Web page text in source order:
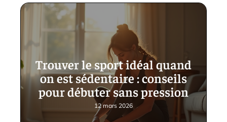
Trouver le sport idéal quand
on est sédentaire : conseils
pour débuter sans pression
12 mars 2026